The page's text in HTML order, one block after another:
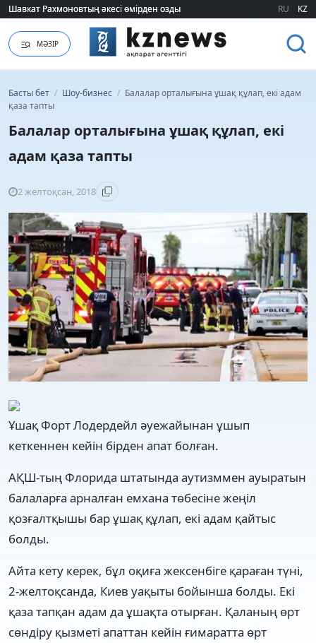
Шавкат Рахмоновтың әкесі өмірден озды
Шавкат Рахмоновтың әкесі өмірден озды RU KZ
МӘЗІР
Басты бет / Шоу-бизнес / Балалар орталығына ұшақ құлап, екі адам
қаза тапты
Балалар орталығына ұшақ құлап, екі
адам қаза тапты
2 желтоқсан, 2018
Ұшақ Форт Лодердейл әуежайынан ұшып
кеткеннен кейін бірден апат болған.
АҚШ-тың Флорида штатында аутизммен ауыратын
балаларға арналған емхана төбесіне жеңіл
қозғалтқышы бар ұшақ құлап, екі адам қайтыс
болды.
Айта кету керек, бұл оқиға жексенбіге қараған түні,
2-желтоқсанда, Киев уақыты бойынша болды. Екі
қаза тапқан адам да ұшақта отырған. Қаланың өрт
сөндіру қызметі апаттан кейін ғимаратта өрт